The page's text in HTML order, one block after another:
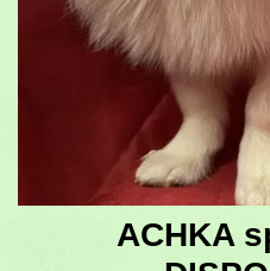
ACHKA